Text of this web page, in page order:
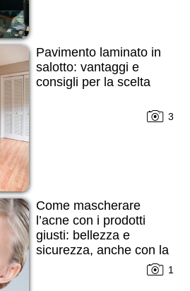
Pavimento laminato in
salotto: vantaggi e
consigli per la scelta
3
Come mascherare
l’acne con i prodotti
giusti: bellezza e
sicurezza, anche con la
1